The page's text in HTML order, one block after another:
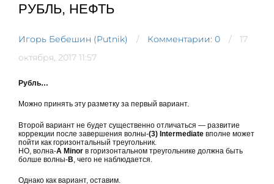
РУБЛЬ, НЕФТЬ
Игорь Бебешин (Putnik) Комментарии: 0
17
октября, 2017 11:57
Рубль…
Можно принять эту разметку за первый вариант.
Второй вариант не будет существенно отличаться — развитие
коррекции после завершения волны-(3) Intermediate вполне может
пойти как горизонтальный треугольник.
НО, волна-А Minor в горизонтальном треугольнике должна быть
болше волны-В , чего не наблюдается.
Однако как вариант, оставим.